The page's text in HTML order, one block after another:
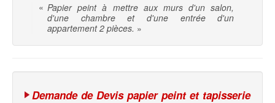
« Papier peint à mettre aux murs d'un salon,
d'une chambre et d'une entrée d'un
appartement 2 pièces. »
Demande de Devis papier peint et tapisserie